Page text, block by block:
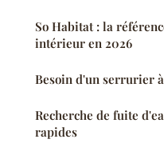
So Habitat : la
intérieur en 2026
Besoin d'un serrurier
Recherche de fuite
rapides